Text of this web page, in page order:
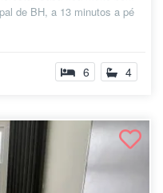
de BH, a 13 minutos a pé
6 4